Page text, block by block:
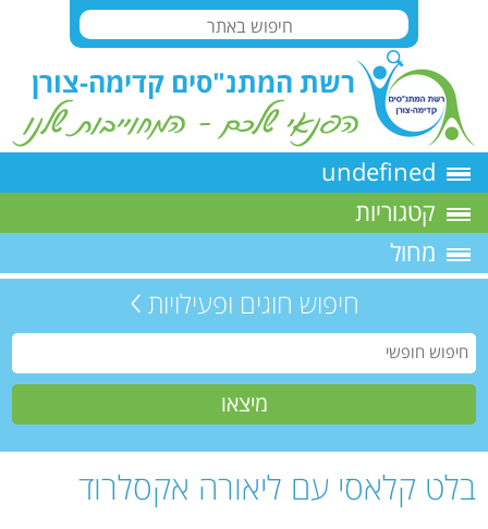
undefined
קטגוריות
מחול
חיפוש חוגים ופעילויות
בלט קלאסי עם ליאורה אקסלרוד